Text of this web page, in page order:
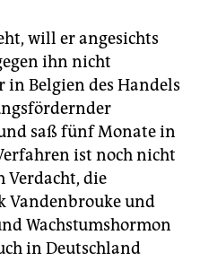
will er angesichts
ihn nicht
in Belgien des Handels
saß fünf Monate in
ist noch nicht
Verdacht, die
Vandenbrouke und
Wachstumshormon
in Deutschland